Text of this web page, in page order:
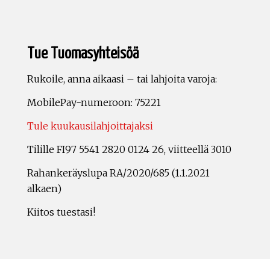
Tue Tuomasyhteisöä
Rukoile, anna aikaasi – tai lahjoita varoja:
MobilePay-numeroon: 75221
Tule kuukausilahjoittajaksi
Tilille FI97 5541 2820 0124 26, viitteellä 3010
Rahankeräyslupa RA/2020/685 (1.1.2021
alkaen)
Kiitos tuestasi!